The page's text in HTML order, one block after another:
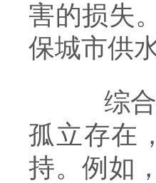
害的损失
保城市供
综合
孤立存在
持。例如